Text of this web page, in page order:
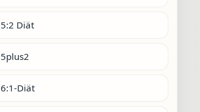
5:2 Diät
5plus2
6:1-Diät